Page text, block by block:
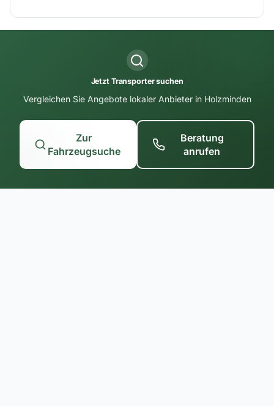
Jetzt Transporter suchen
Vergleichen Sie Angebote lokaler Anbieter in Holzminden
Zur
Fahrzeugsuche
Beratung
anrufen